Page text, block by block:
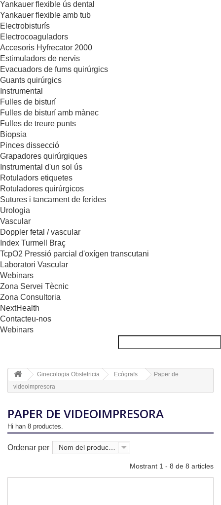
Yankauer flexible ús dental
Yankauer flexible amb tub
Electrobisturís
Electrocoaguladors
Accesoris Hyfrecator 2000
Estimuladors de nervis
Evacuadors de fums quirúrgics
Guants quirúrgics
Instrumental
Fulles de bisturí
Fulles de bisturí amb mànec
Fulles de treure punts
Biopsia
Pinces dissecció
Grapadores quirúrgiques
Instrumental d'un sol ús
Rotuladors etiquetes
Rotuladores quirúrgicos
Sutures i tancament de ferides
Urologia
Vascular
Doppler fetal / vascular
Index Turmell Braç
TcpO2 Pressió parcial d'oxígen transcutani
Laboratori Vascular
Webinars
Zona Servei Tècnic
Zona Consultoria
NextHealth
Contacteu-nos
Webinars
Ginecologia Obstetricia Ecògrafs
Paper de
videoimpresora
PAPER DE VIDEOIMPRESORA
Hi han 8 productes.
Ordenar per
Mostrant 1 - 8 de 8 articles